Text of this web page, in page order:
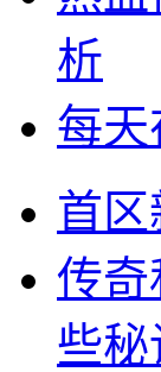
析
每
首
传奇
些秘